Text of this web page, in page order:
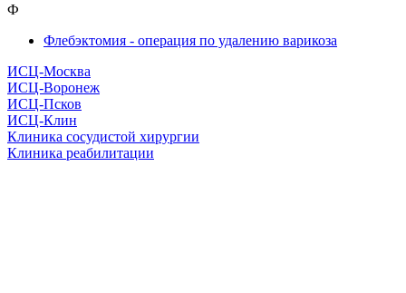
Ф
Флебэктомия - операция по удалению варикоза
ИСЦ-Москва
ИСЦ-Воронеж
ИСЦ-Псков
ИСЦ-Клин
Клиника сосудистой хирургии
Клиника реабилитации